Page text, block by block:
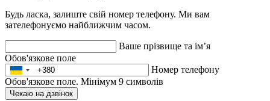
Будь ласка, залиште свій номер телефону. Ми вам
зателефонуємо найближчим часом.
Ваше прізвище та ім’я
Обов'язкове поле
Номер телефону
Обов'язкове поле. Мінімум 9 символів
Чекаю на дзвінок